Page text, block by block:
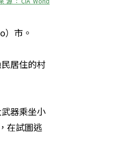
）市。
居住的村
器乘坐小
在試圖逃